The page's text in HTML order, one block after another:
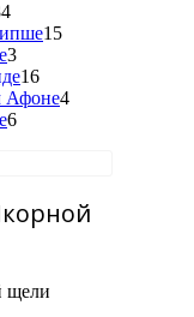
15
3
16
Афоне4
6